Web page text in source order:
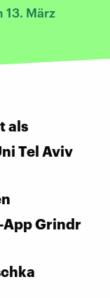
März
als
Tel Aviv
Grindr